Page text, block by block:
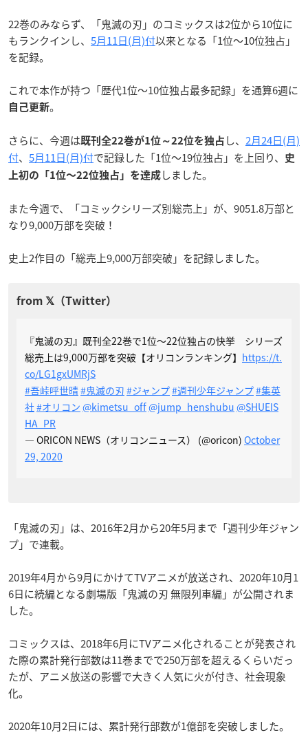
22巻のみならず、「鬼滅の刃」のコミックスは2位から10位に
もランクインし、 5月11日(月)付以来となる「1位～10位独占」
を記録。
これで本作が持つ「歴代1位～10位独占最多記録」を通算6週に
自己更新。
さらに、今週は既刊全22巻が1位～22位を独占 し、 2月24日(月)
付、 5月11日(月)付で記録した「1位～19位独占」を上回り、
史
上初の「1位〜22位独占」を達成 しました。
また今週で、「コミックシリーズ別総売上」が、9051.8万部と
なり9,000万部を突破！
史上2作目の「総売上9,000万部突破」を記録しました。
『鬼滅の刃』既刊全22巻で1位〜22位独占の快挙 シリーズ
総売上は9,000万部を突破【オリコンランキング】 https://t.
co/LG1gxUMRjS
#吾峠呼世晴#鬼滅の刃 #ジャンプ#週刊少年ジャンプ#集英
社#オリコン @kimetsu_off@jump_henshubu @SHUEIS
HA_PR
— ORICON NEWS（オリコンニュース） (@oricon) October
29, 2020
「鬼滅の刃」は、2016年2月から20年5月まで「週刊少年ジャン
プ」で連載。
2019年4月から9月にかけてTVアニメが放送され、2020年10月1
6日に続編となる劇場版「鬼滅の刃 無限列車編」が公開されま
した。
コミックスは、2018年6月にTVアニメ化されることが発表され
た際の累計発行部数は11巻までで250万部を超えるくらいだっ
たが、アニメ放送の影響で大きく人気に火が付き、社会現象
化。
2020年10月2日には、累計発行部数が1億部を突破しました。